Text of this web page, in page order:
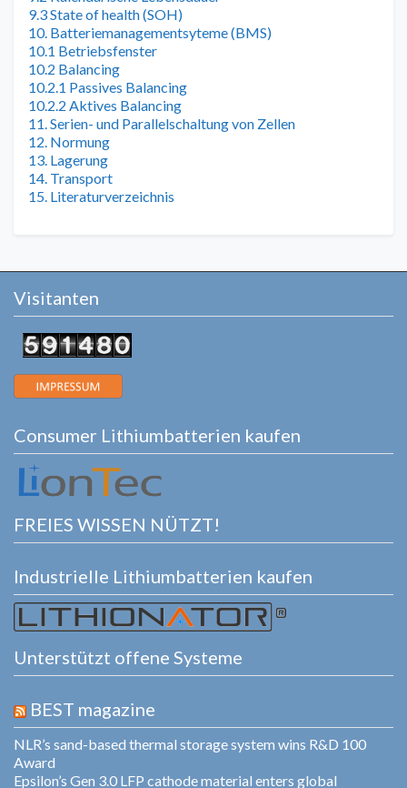
9.3 State of health (SOH)
10. Batteriemanagementsyteme (BMS)
10.1 Betriebsfenster
10.2 Balancing
10.2.1 Passives Balancing
10.2.2 Aktives Balancing
11. Serien- und Parallelschaltung von Zellen
12. Normung
13. Lagerung
14. Transport
15. Literaturverzeichnis
Visitanten
Consumer Lithiumbatterien kaufen
FREIES WISSEN NÜTZT!
Industrielle Lithiumbatterien kaufen
Unterstützt offene Systeme
BEST magazine
NLR’s sand-based thermal storage system wins R&D 100
Award
Epsilon’s Gen 3.0 LFP cathode material enters global